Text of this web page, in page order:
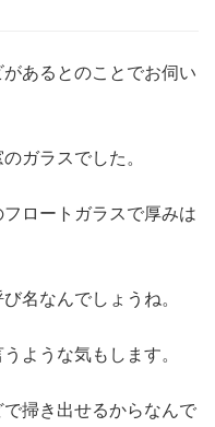
あるとのことでお伺い
ガラスでした。
ロートガラスで厚みは
名なんでしょうね。
ような気もします。
掃き出せるからなんで